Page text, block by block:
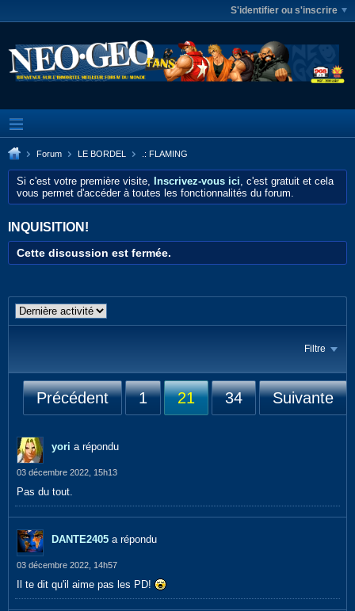
S'identifier ou s'inscrire
Forum LE BORDEL .: FLAMING
Si c'est votre première visite, Inscrivez-vous ici, c'est gratuit et cela
vous permet d'accéder à toutes les fonctionnalités du forum.
INQUISITION!
Cette discussion est fermée.
Filtre
Précédent 1 21 34 Suivante
yori a répondu
03 décembre 2022, 15h13
Pas du tout.
DANTE2405 a répondu
03 décembre 2022, 14h57
Il te dit qu'il aime pas les PD!